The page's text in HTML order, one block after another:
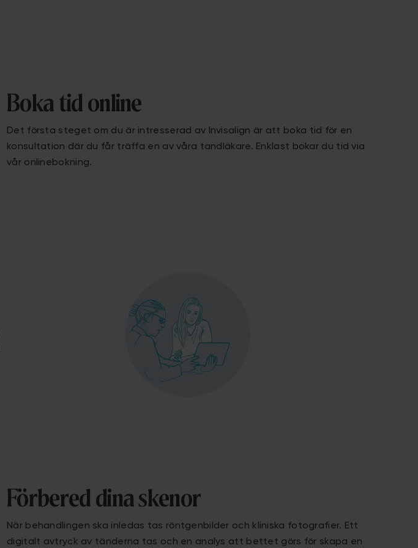
Boka tid online
Det första steget om du är intresserad av Invisalign är att boka tid för en
konsultation där du får träffa en av våra tandläkare. Enklast bokar du tid via
vår onlinebokning.
Förbered dina skenor
När behandlingen ska inledas tas röntgenbilder och kliniska fotografier. Ett
digitalt avtryck av tänderna tas och en analys att bettet görs för skapa en